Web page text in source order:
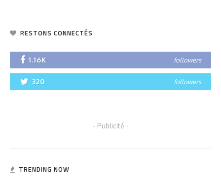
RESTONS CONNECTÉS
1.16K followers
320 followers
- Publicité -
TRENDING NOW